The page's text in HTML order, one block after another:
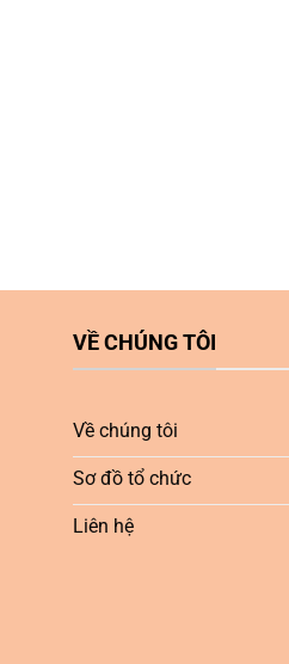
VỀ CHÚNG TÔI
Về chúng tôi
Sơ đồ tổ chức
Liên hệ